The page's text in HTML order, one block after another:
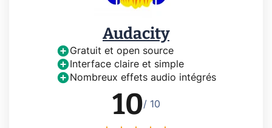
Audacity
Gratuit et open source
Interface claire et simple
Nombreux effets audio intégrés
10/ 10